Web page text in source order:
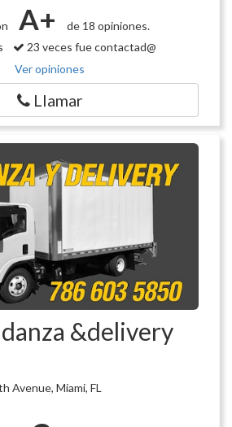
A+
de 18 opiniones.
23 veces fue contactad@
Ver opiniones
Llamar
&delivery
Avenue, Miami, FL